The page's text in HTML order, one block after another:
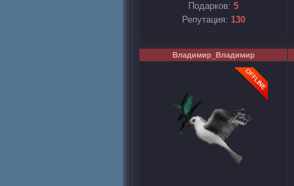
Подарков: 5
Репутация: 130
Владимир_Владимир